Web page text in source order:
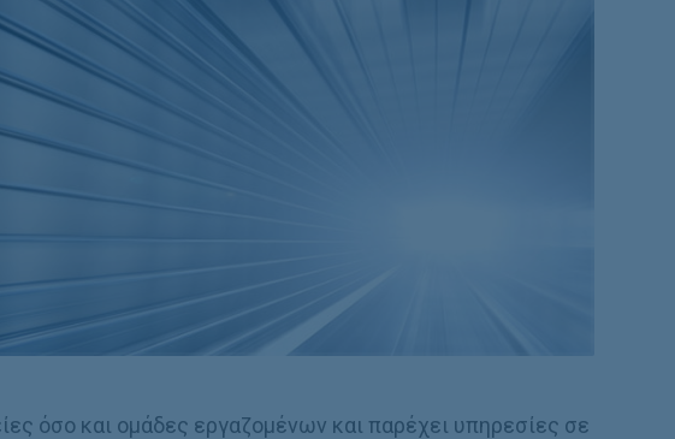
όσο και ομάδες εργαζομένων και παρέχει υπηρεσίες σε